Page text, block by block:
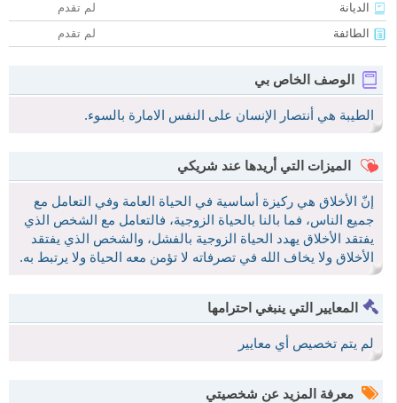
الديانة
لم تقدم
الطائفة
لم تقدم
الوصف الخاص بي
الطيبة هي أنتصار الإنسان على النفس الامارة بالسوء.
الميزات التي أريدها عند شريكي
إنّ الأخلاق هي ركيزة أساسية في الحياة العامة وفي التعامل مع
جميع الناس، فما بالنا بالحياة الزوجية، فالتعامل مع الشخص الذي
يفتقد الأخلاق يهدد الحياة الزوجية بالفشل، والشخص الذي يفتقد
الأخلاق ولا يخاف الله في تصرفاته لا تؤمن معه الحياة ولا يرتبط به.
المعايير التي ينبغي احترامها
لم يتم تخصيص أي معايير
معرفة المزيد عن شخصيتي